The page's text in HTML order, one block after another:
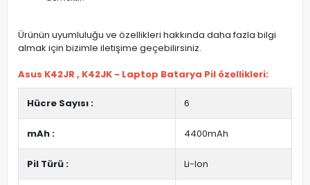
Ürünün uyumluluğu ve özellikleri hakkında daha fazla bilgi
almak için bizimle iletişime geçebilirsiniz.
Asus K42JR , K42JK - Laptop Batarya Pil özellikleri:
Hücre Sayısı : 6
mAh : 4400mAh
Pil Türü : Li-Ion